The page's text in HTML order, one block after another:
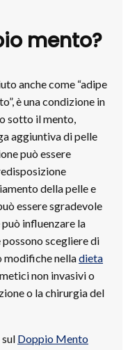
mento?
anche come “adipe
è una condizione in
sotto il mento,
aggiuntiva di pelle
può essere
della pelle e
essere sgradevole
influenzare la
possono scegliere di
nelladieta
non invasivi o
o la chirurgia del
Doppio Mento